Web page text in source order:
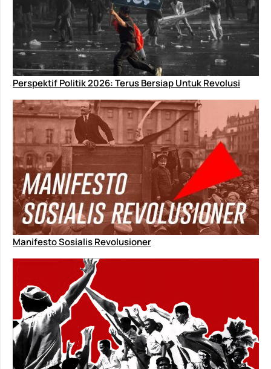
Perspektif Politik 2026: Terus Bersiap Untuk Revolusi
Manifesto Sosialis Revolusioner